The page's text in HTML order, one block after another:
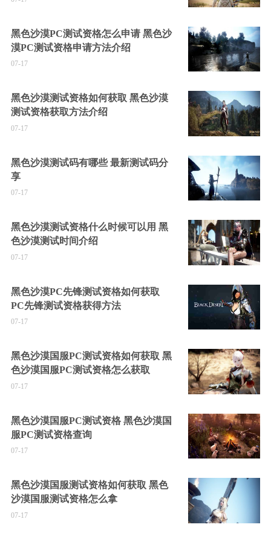
黑色沙漠PC测试资格怎么申请 黑色沙
漠PC测试资格申请方法介绍
07-17
黑色沙漠测试资格如何获取 黑色沙漠
测试资格获取方法介绍
07-17
黑色沙漠测试码有哪些 最新测试码分
享
07-17
黑色沙漠测试资格什么时候可以用 黑
色沙漠测试时间介绍
07-17
黑色沙漠PC先锋测试资格如何获取
PC先锋测试资格获得方法
07-17
黑色沙漠国服PC测试资格如何获取 黑
色沙漠国服PC测试资格怎么获取
07-17
黑色沙漠国服PC测试资格 黑色沙漠国
服PC测试资格查询
07-17
黑色沙漠国服测试资格如何获取 黑色
沙漠国服测试资格怎么拿
07-17